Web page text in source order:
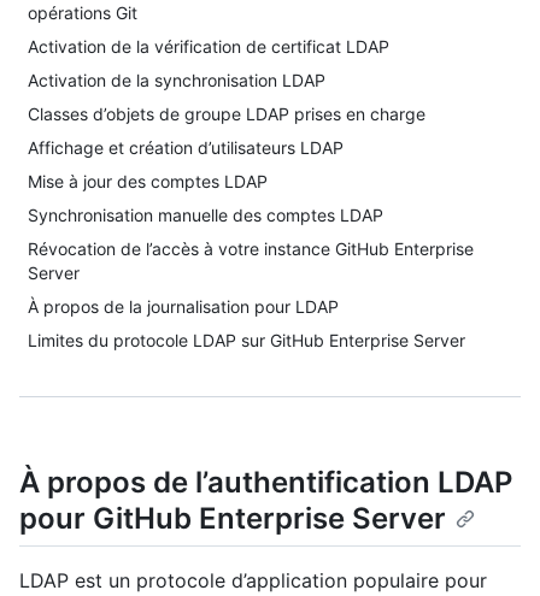
opérations Git
Activation de la vérification de certificat LDAP
Activation de la synchronisation LDAP
Classes d’objets de groupe LDAP prises en charge
Affichage et création d’utilisateurs LDAP
Mise à jour des comptes LDAP
Synchronisation manuelle des comptes LDAP
Révocation de l’accès à votre instance GitHub Enterprise
Server
À propos de la journalisation pour LDAP
Limites du protocole LDAP sur GitHub Enterprise Server
À propos de l’authentification LDAP
pour GitHub Enterprise Server
LDAP est un protocole d’application populaire pour